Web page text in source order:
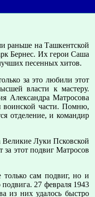
раньше на Ташкентской
Бернес. Их герои Саша
песенных хитов.
за это любили этот
власти к мастеру.
Александра Матросова
воинской части. Помню,
отделение, и командир
Великие Луки Псковской
за этот подвиг Матросов
только сам подвиг, но и
27 февраля 1943
из них удалось быстро